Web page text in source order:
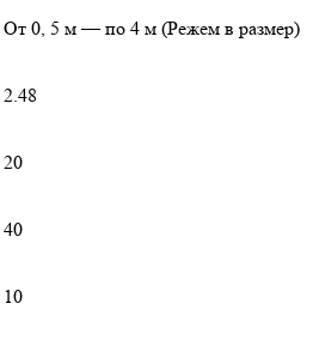
От 0, 5 м — по 4 м (Режем в размер)
2.48
20
40
10